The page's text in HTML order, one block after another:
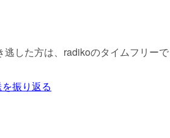
逃した方は、radikoのタイムフリー
振り返る